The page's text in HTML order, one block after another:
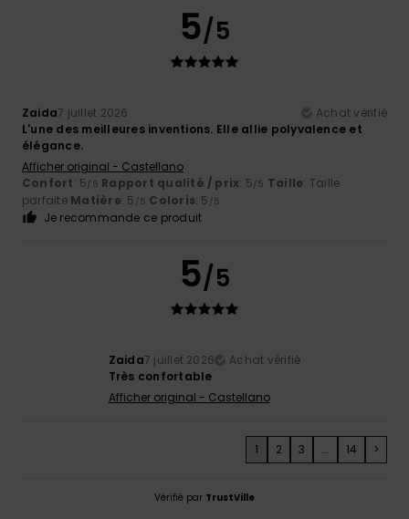
5/5
Zaida7 juillet 2026
Achat vérifié
L'une des meilleures inventions. Elle allie polyvalence et
élégance.
Afficher original - Castellano
Confort: 5/5 Rapport qualité / prix: 5/5 Taille: Taille
parfaite Matière: 5 /5 Coloris: 5 /5
Je recommande ce produit
5/5
Zaida7 juillet 2026
Achat vérifié
Très confortable
Afficher original - Castellano
1 2 3 ... 14 >
Vérifié par TrustVille